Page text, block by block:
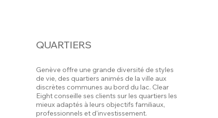
QUARTIERS
Genève offre une grande diversité de styles
de vie, des quartiers animés de la ville aux
discrètes communes au bord du lac. Clear
Eight conseille ses clients sur les quartiers les
mieux adaptés à leurs objectifs familiaux,
professionnels et d'investissement.